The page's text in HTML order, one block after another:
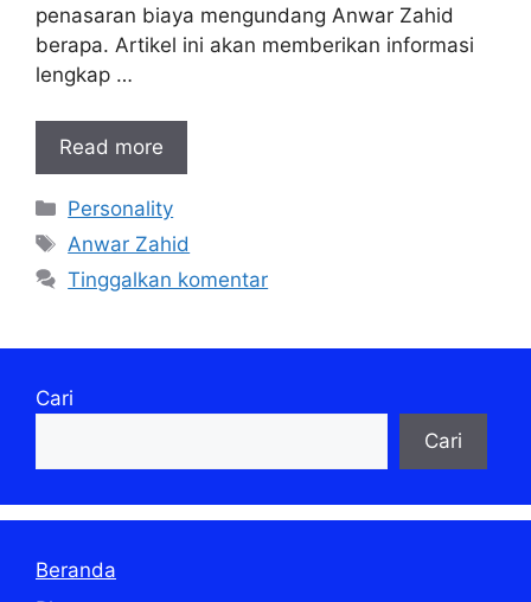
penasaran biaya mengundang Anwar Zahid
berapa. Artikel ini akan memberikan informasi
lengkap …
Read more
Kategori
Personality
Tag
Anwar Zahid
Tinggalkan komentar
Cari
Cari
Beranda